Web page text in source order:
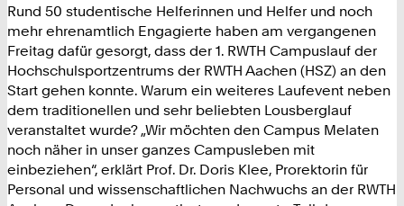
Rund 50 studentische Helferinnen und Helfer und noch
mehr ehrenamtlich Engagierte haben am vergangenen
Freitag dafür gesorgt, dass der 1. RWTH Campuslauf der
Hochschulsportzentrums der RWTH Aachen (HSZ) an den
Start gehen konnte. Warum ein weiteres Laufevent neben
dem traditionellen und sehr beliebten Lousberglauf
veranstaltet wurde? „Wir möchten den Campus Melaten
noch näher in unser ganzes Campusleben mit
einbeziehen“, erklärt Prof. Dr. Doris Klee, Prorektorin für
Personal und wissenschaftlichen Nachwuchs an der RWTH